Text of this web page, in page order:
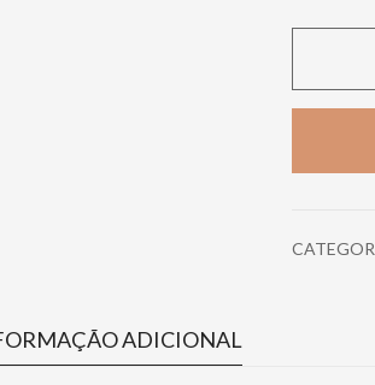
ADICIONAL